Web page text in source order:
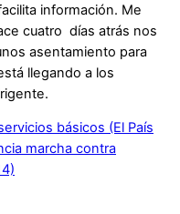
información. Me
cuatro días atrás nos
asentamiento para
llegando a los
básicos (El País
marcha contra